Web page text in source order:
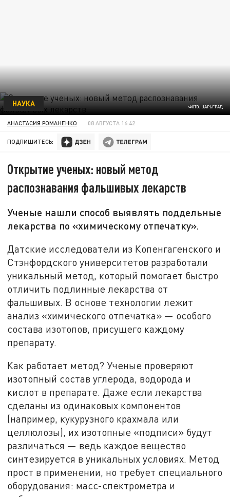
ФОТО: ЦАРЬГРАД
НАУКА
АНАСТАСИЯ РОМАНЕНКО 08 АВГУСТА 16:42
ПОДПИШИТЕСЬ:
Открытие ученых: новый метод
распознавания фальшивых лекарств
Ученые нашли способ выявлять поддельные
лекарства по «химическому отпечатку».
Датские исследователи из Копенгагенского и
Стэнфордского университетов разработали
уникальный метод, который помогает быстро
отличить подлинные лекарства от
фальшивых. В основе технологии лежит
анализ «химического отпечатка» — особого
состава изотопов, присущего каждому
препарату.
Как работает метод? Ученые проверяют
изотопный состав углерода, водорода и
кислот в препарате. Даже если лекарства
сделаны из одинаковых компонентов
(например, кукурузного крахмала или
целлюлозы), их изотопные «подписи» будут
различаться — ведь каждое вещество
синтезируется в уникальных условиях. Метод
прост в применении, но требует специального
оборудования: масс-спектрометра и